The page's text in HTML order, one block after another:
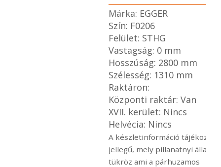
Márka: EGGER
Szín: F0206
Felület: STHG
Vastagság: 0 mm
Hosszúság: 2800 mm
Szélesség: 1310 mm
Raktáron:
Központi raktár: Van
XVII. kerület: Nincs
Helvécia: Nincs
A készletinformáció
jellegű, mely pillanatnyi
tükröz ami a párhuzamos